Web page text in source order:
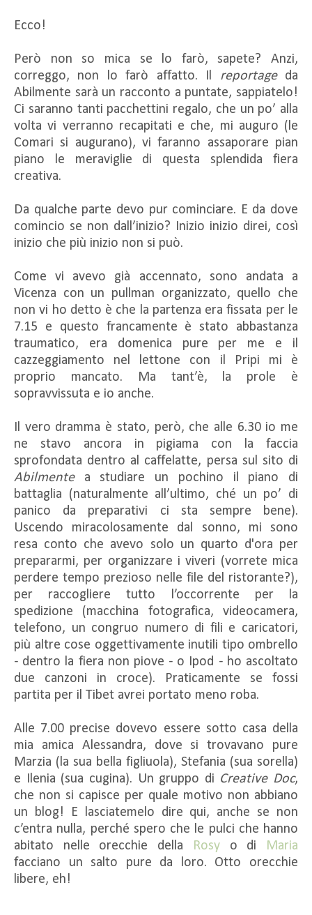
Ecco!
Però non so mica se lo farò, sapete? Anzi,
correggo, non lo farò affatto. Il reportageda
Abilmente sarà un racconto a puntate, sappiatelo!
Ci saranno tanti pacchettini regalo, che un po’ alla
volta vi verranno recapitati e che, mi auguro (le
Comari si augurano), vi faranno assaporare pian
piano le meraviglie di questa splendida fiera
creativa.
Da qualche parte devo pur cominciare. E da dove
comincio se non dall’inizio? Inizio inizio direi, così
inizio che più inizio non si può.
Come vi avevo già accennato, sono andata a
Vicenza con un pullman organizzato, quello che
non vi ho detto è che la partenza era fissata per le
7.15 e questo francamente è stato abbastanza
traumatico, era domenica pure per me e il
cazzeggiamento nel lettone con il Pripi mi è
proprio mancato. Ma tant’è, la prole è
sopravvissuta e io anche.
Il vero dramma è stato, però, che alle 6.30 io me
ne stavo ancora in pigiama con la faccia
sprofondata dentro al caffelatte, persa sul sito di
Abilmentea studiare un pochino il piano di
battaglia (naturalmente all’ultimo, ché un po’ di
panico da preparativi ci sta sempre bene).
Uscendo miracolosamente dal sonno, mi sono
resa conto che avevo solo un quarto d'ora per
prepararmi, per organizzare i viveri (vorrete mica
perdere tempo prezioso nelle file del ristorante?),
per raccogliere tutto l’occorrente per la
spedizione (macchina fotografica, videocamera,
telefono, un congruo numero di fili e caricatori,
più altre cose oggettivamente inutili tipo ombrello
- dentro la fiera non piove - o Ipod - ho ascoltato
due canzoni in croce). Praticamente se fossi
partita per il Tibet avrei portato meno roba.
Alle 7.00 precise dovevo essere sotto casa della
mia amica Alessandra, dove si trovavano pure
Marzia (la sua bella figliuola), Stefania (sua sorella)
e Ilenia (sua cugina). Un gruppo di Creative Doc,
che non si capisce per quale motivo non abbiano
un blog! E lasciatemelo dire qui, anche se non
c’entra nulla, perché spero che le pulci che hanno
abitato nelle orecchie della
Rosyo di
Maria
facciano un salto pure da loro. Otto orecchie
libere, eh!